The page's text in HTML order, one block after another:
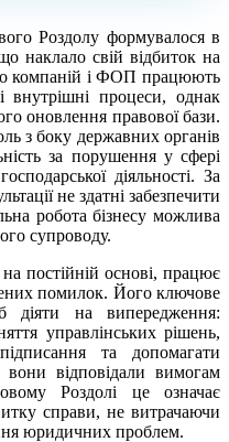
Роздолу формувалося в
наклало свій відбиток на
компаній і ФОП працюють
внутрішні процеси, однак
оновлення правової бази.
з боку державних органів
за порушення у сфері
діяльності. За
не здатні забезпечити
робота бізнесу можлива
супроводу.
постійній основі, працює
помилок. Його ключове
діяти на випередження:
управлінських рішень,
та допомагати
відповідали вимогам
Роздолі це означає
справи, не витрачаючи
юридичних проблем.